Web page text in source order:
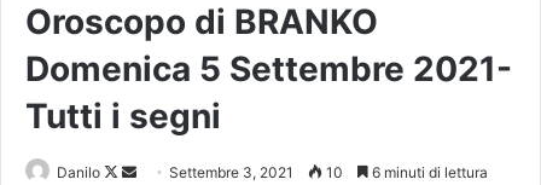
Oroscopo di BRANKO
Domenica 5 Settembre 2021-
Tutti i segni
Danilo Settembre 3, 2021 10 6 minuti di lettura